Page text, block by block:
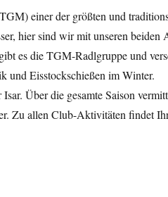
einer der größten und
hier sind wir mit unseren beiden
es die TGM-Radlgruppe und
und Eisstockschießen im Winter.
Über die gesamte Saison
Zu allen Club-Aktivitäten findet